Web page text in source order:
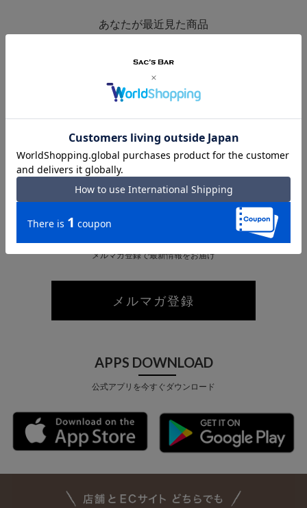
あなたが最近見た商品
PICK-UP IN-STORE
店舗受取 サービス
MAIL MAGAZINE
メルマガ登録で最新情報をお届け
メルマガ登録
APPS DOWNLOAD
公式アプリを今すぐダウンロード